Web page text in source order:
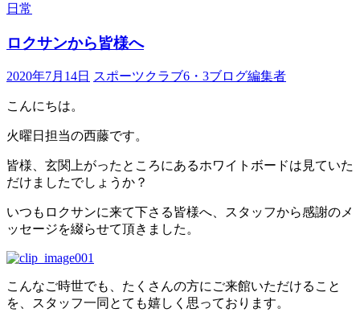
日常
ロクサンから皆様へ
2020年7月14日 スポーツクラブ6・3ブログ編集者
こんにちは。
火曜日担当の西藤です。
皆様、玄関上がったところにあるホワイトボードは見ていた
だけましたでしょうか？
いつもロクサンに来て下さる皆様へ、スタッフから感謝のメ
ッセージを綴らせて頂きました。
こんなご時世でも、たくさんの方にご来館いただけること
を、スタッフ一同とても嬉しく思っております。